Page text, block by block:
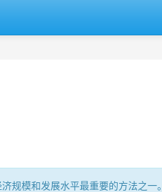
规模和发展水平最重要的方法之一。